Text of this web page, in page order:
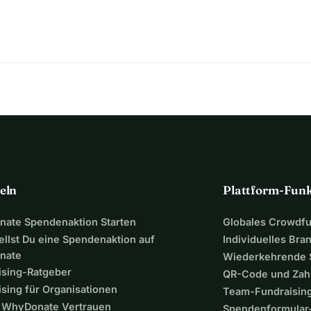
und mit dieser Familie in dieser unglaublich schwierigen
Spendenaktion Starten
Du eine Spendenaktion auf
Ratgeber
für Organisationen
Vertrauen
Plattform-
Globales
Individuelles
Wiederkehrende
QR-Code und
Team-